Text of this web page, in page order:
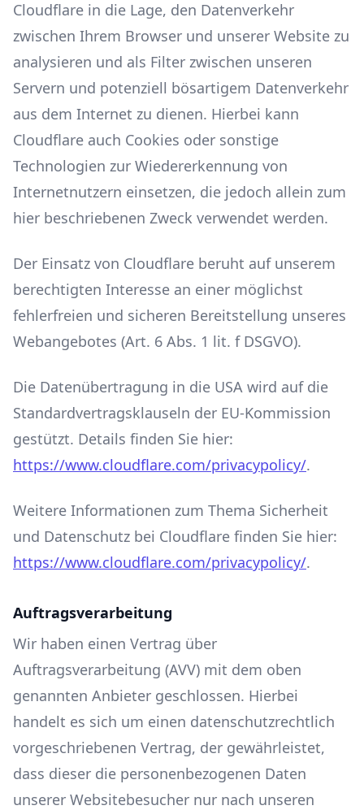
Cloudflare in die Lage, den Datenverkehr
zwischen Ihrem Browser und unserer Website zu
analysieren und als Filter zwischen unseren
Servern und potenziell bösartigem Datenverkehr
aus dem Internet zu dienen. Hierbei kann
Cloudflare auch Cookies oder sonstige
Technologien zur Wiedererkennung von
Internetnutzern einsetzen, die jedoch allein zum
hier beschriebenen Zweck verwendet werden.
Der Einsatz von Cloudflare beruht auf unserem
berechtigten Interesse an einer möglichst
fehlerfreien und sicheren Bereitstellung unseres
Webangebotes (Art. 6 Abs. 1 lit. f DSGVO).
Die Datenübertragung in die USA wird auf die
Standardvertragsklauseln der EU-Kommission
gestützt. Details finden Sie hier:
https://www.cloudflare.com/privacypolicy/.
Weitere Informationen zum Thema Sicherheit
und Datenschutz bei Cloudflare finden Sie hier:
https://www.cloudflare.com/privacypolicy/.
Auftragsverarbeitung
Wir haben einen Vertrag über
Auftragsverarbeitung (AVV) mit dem oben
genannten Anbieter geschlossen. Hierbei
handelt es sich um einen datenschutzrechtlich
vorgeschriebenen Vertrag, der gewährleistet,
dass dieser die personenbezogenen Daten
unserer Websitebesucher nur nach unseren